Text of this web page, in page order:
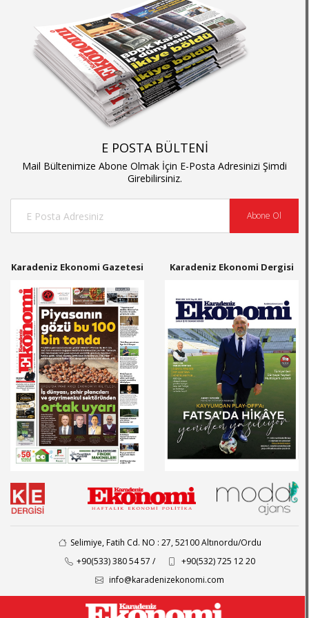
E POSTA BÜLTENİ
Mail Bültenimize Abone Olmak İçin E-Posta Adresinizi Şimdi
Girebilirsiniz.
Abone Ol
Karadeniz Ekonomi Gazetesi Karadeniz Ekonomi Dergisi
Selimiye, Fatih Cd. NO : 27, 52100 Altınordu/Ordu
+90(533) 380 54 57 /
+90(532) 725 12 20
info@karadenizekonomi.com